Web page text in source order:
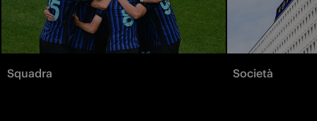
Squadra Società